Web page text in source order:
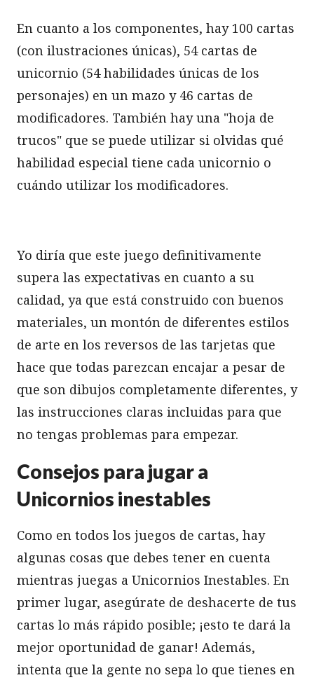
En cuanto a los componentes, hay 100 cartas
(con ilustraciones únicas), 54 cartas de
unicornio (54 habilidades únicas de los
personajes) en un mazo y 46 cartas de
modificadores. También hay una "hoja de
trucos" que se puede utilizar si olvidas qué
habilidad especial tiene cada unicornio o
cuándo utilizar los modificadores.
Yo diría que este juego definitivamente
supera las expectativas en cuanto a su
calidad, ya que está construido con buenos
materiales, un montón de diferentes estilos
de arte en los reversos de las tarjetas que
hace que todas parezcan encajar a pesar de
que son dibujos completamente diferentes, y
las instrucciones claras incluidas para que
no tengas problemas para empezar.
Consejos para jugar a
Unicornios inestables
Como en todos los juegos de cartas, hay
algunas cosas que debes tener en cuenta
mientras juegas a Unicornios Inestables. En
primer lugar, asegúrate de deshacerte de tus
cartas lo más rápido posible; ¡esto te dará la
mejor oportunidad de ganar! Además,
intenta que la gente no sepa lo que tienes en